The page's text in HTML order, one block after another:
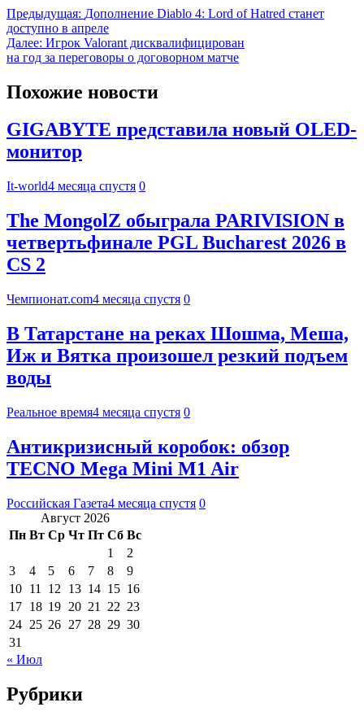
Предыдущая: Дополнение Diablo 4: Lord of Hatred станет
доступно в апреле
Далее: Игрок Valorant дисквалифицирован
на год за переговоры о договорном матче
Похожие новости
GIGABYTE представила новый OLED-
монитор
It-world4 месяца спустя 0
The MongolZ обыграла PARIVISION в
четвертьфинале PGL Bucharest 2026 в
CS 2
Чемпионат.com4 месяца спустя 0
В Татарстане на реках Шошма, Меша,
Иж и Вятка произошел резкий подъем
воды
Реальное время4 месяца спустя 0
Антикризисный коробок: обзор
TECNO Mega Mini M1 Air
Российская Газета4 месяца спустя 0
Август 2026
Пн Вт Ср Чт Пт Сб Вс
1
2
3
4 5 6 7 8
9
10 11 12 13 14 15 16
17 18 19 20 21 22 23
24 25 26 27 28 29 30
31
« Июл
Рубрики